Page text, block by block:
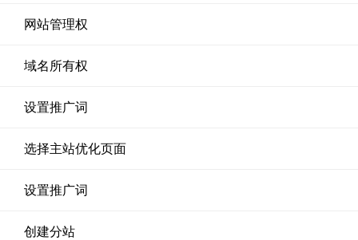
网站管理权
域名所有权
设置推广词
选择主站优化页面
设置推广词
创建分站